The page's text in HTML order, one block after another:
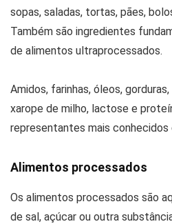
sopas, saladas, tortas, pães,
Também são ingredientes
de alimentos ultraprocessados.
Amidos, farinhas, óleos,
xarope de milho, lactose e
representantes mais conhecidos
Alimentos processados
Os alimentos processados são
de sal, açúcar ou outra